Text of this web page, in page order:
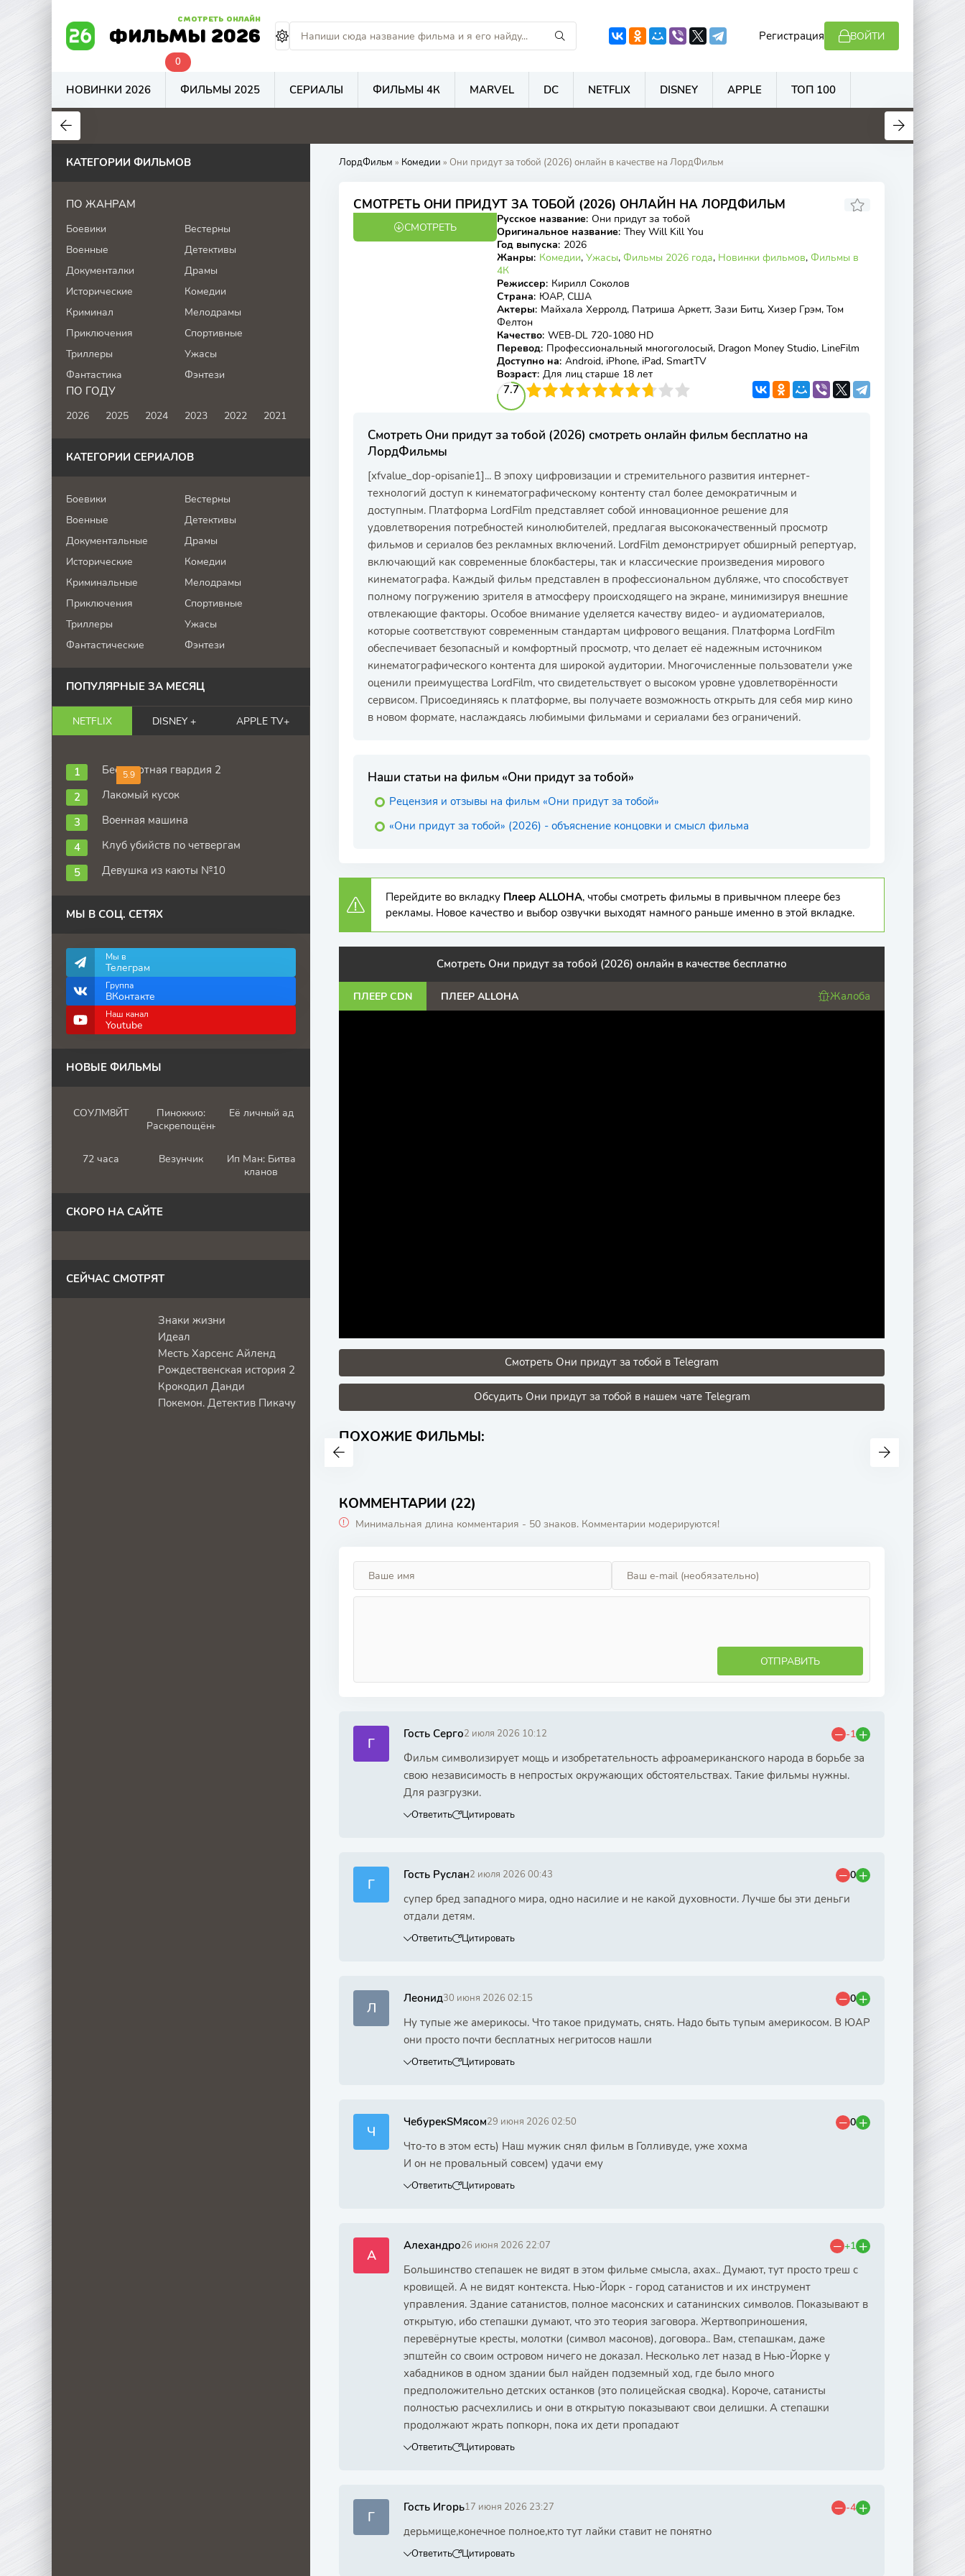
ФИЛЬМЫ 2026
СМОТРЕТЬ ОНЛАЙН
Регистрация ВОЙТИ
НОВИНКИ 2026
0
ФИЛЬМЫ 2025 СЕРИАЛЫ ФИЛЬМЫ 4К MARVEL DC NETFLIX DISNEY APPLE ТОП 100
7.4
ЛордФильм » Комедии » Они придут за тобой (2026) онлайн в качестве на ЛордФильм
СМОТРЕТЬ ОНИ ПРИДУТ ЗА ТОБОЙ (2026) ОНЛАЙН НА ЛОРДФИЛЬМ
6.59 6.5
СМОТРЕТЬ
Русское название: Они придут за тобой
Оригинальное название: They Will Kill You
Год выпуска: 2026
Жанры: Комедии, Ужасы, Фильмы 2026 года, Новинки фильмов, Фильмы в
4К
Режиссер: Кирилл Соколов
Страна: ЮАР, США
Актеры: Майхала Херролд, Патриша Аркетт, Зази Битц, Хизер Грэм, Том
Фелтон
Качество: WEB-DL 720-1080 HD
Перевод: Профессиональный многоголосый, Dragon Money Studio, LineFilm
Доступно на: Android, iPhone, iPad, SmartTV
Возраст: Для лиц старше 18 лет
7.7
4 5 6 7 8 9 10
Смотреть Они придут за тобой (2026) смотреть онлайн фильм бесплатно на
ЛордФильмы
[xfvalue_dop-opisanie1]... В эпоху цифровизации и стремительного развития интернет-
технологий доступ к кинематографическому контенту стал более демократичным и
доступным. Платформа LordFilm представляет собой инновационное решение для
удовлетворения потребностей кинолюбителей, предлагая высококачественный просмотр
фильмов и сериалов без рекламных включений. LordFilm демонстрирует обширный репертуар,
включающий как современные блокбастеры, так и классические произведения мирового
кинематографа. Каждый фильм представлен в профессиональном дубляже, что способствует
полному погружению зрителя в атмосферу происходящего на экране, минимизируя внешние
отвлекающие факторы. Особое внимание уделяется качеству видео- и аудиоматериалов,
которые соответствуют современным стандартам цифрового вещания. Платформа LordFilm
обеспечивает безопасный и комфортный просмотр, что делает её надежным источником
кинематографического контента для широкой аудитории. Многочисленные пользователи уже
оценили преимущества LordFilm, что свидетельствует о высоком уровне удовлетворённости
сервисом. Присоединяясь к платформе, вы получаете возможность открыть для себя мир кино
в новом формате, наслаждаясь любимыми фильмами и сериалами без ограничений.
Наши статьи на фильм «Они придут за тобой»
Рецензия и отзывы на фильм «Они придут за тобой»
«Они придут за тобой» (2026) - объяснение концовки и смысл фильма
Перейдите во вкладку Плеер ALLOHA, чтобы смотреть фильмы в привычном плеере без
рекламы. Новое качество и выбор озвучки выходят намного раньше именно в этой вкладке.
Смотреть Они придут за тобой (2026) онлайн в качестве бесплатно
ПЛЕЕР CDN ПЛЕЕР ALLOHA Жалоба
Смотреть Они придут за тобой в Telegram
Обсудить Они придут за тобой в нашем чате Telegram
ПОХОЖИЕ ФИЛЬМЫ:
КОММЕНТАРИИ (22)
Минимальная длина комментария - 50 знаков. Комментарии модерируются!
ОТПРАВИТЬ
Г
Гость Серго2 июля 2026 10:12 -1
Фильм символизирует мощь и изобретательность афроамериканского народа в борьбе за
свою независимость в непростых окружающих обстоятельствах. Такие фильмы нужны.
Для разгрузки.
Ответить Цитировать
Г
Гость Руслан2 июля 2026 00:43 0
супер бред западного мира, одно насилие и не какой духовности. Лучше бы эти деньги
отдали детям.
Ответить Цитировать
Л
Леонид30 июня 2026 02:15 0
Ну тупые же америкосы. Что такое придумать, снять. Надо быть тупым америкосом. В ЮАР
они просто почти бесплатных негритосов нашли
Ответить Цитировать
Ч
ЧебурекSМясом29 июня 2026 02:50 0
Что-то в этом есть) Наш мужик снял фильм в Голливуде, уже хохма
И он не провальный совсем) удачи ему
Ответить Цитировать
А
Алехандро26 июня 2026 22:07 +1
Большинство степашек не видят в этом фильме смысла, ахах.. Думают, тут просто треш с
кровищей. А не видят контекста. Нью-Йорк - город сатанистов и их инструмент
управления. Здание сатанистов, полное масонских и сатанинских символов. Показывают в
открытую, ибо степашки думают, что это теория заговора. Жертвоприношения,
перевёрнутые кресты, молотки (символ масонов), договора.. Вам, степашкам, даже
эпштейн со своим островом ничего не доказал. Несколько лет назад в Нью-Йорке у
хабадников в одном здании был найден подземный ход, где было много
предположительно детских останков (это полицейская сводка). Короче, сатанисты
полностью расчехлились и они в открытую показывают свои делишки. А степашки
продолжают жрать попкорн, пока их дети пропадают
Ответить Цитировать
Г
Гость Игорь17 июня 2026 23:27 -4
дерьмище,конечное полное,кто тут лайки ставит не понятно
Ответить Цитировать
КАТЕГОРИИ ФИЛЬМОВ
ПО ЖАНРАМ
Боевики
Вестерны
Военные
Детективы
Документалки
Драмы
Исторические
Комедии
Криминал
Мелодрамы
Приключения
Спортивные
Триллеры
Ужасы
Фантастика
Фэнтези
ПО ГОДУ
2026 2025 2024 2023 2022 2021
КАТЕГОРИИ СЕРИАЛОВ
Боевики
Вестерны
Военные
Детективы
Документальные
Драмы
Исторические
Комедии
Криминальные
Мелодрамы
Приключения
Спортивные
Триллеры
Ужасы
Фантастические
Фэнтези
ПОПУЛЯРНЫЕ ЗА МЕСЯЦ
NETFLIX DISNEY + APPLE TV+
5.9
Бессмертная гвардия 2
Лакомый кусок
Военная машина
Клуб убийств по четвергам
Девушка из каюты №10
МЫ В СОЦ. СЕТЯХ
Мы в
Телеграм
Группа
ВКонтакте
Наш канал
Youtube
НОВЫЕ ФИЛЬМЫ
СОУЛМ8ЙТ
Пиноккио:
Раскрепощённый
Её личный ад
72 часа Везунчик
Ип Ман: Битва
кланов
СКОРО НА САЙТЕ
СЕЙЧАС СМОТРЯТ
Знаки жизни
Идеал
Месть Харсенс Айленд
Рождественская история 2
Крокодил Данди
Покемон. Детектив Пикачу